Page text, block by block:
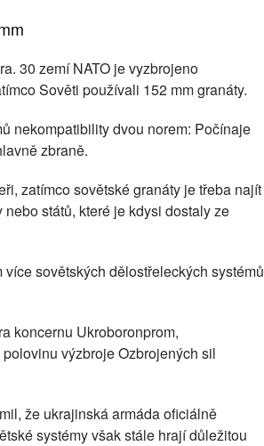
30 zemí NATO je vyzbrojeno
Sověti používali 152 mm granáty.
nekompatibility dvou norem: Počínaje
zbraně.
zatímco sovětské granáty je třeba najít
států, které je kdysi dostaly ze
sovětských dělostřeleckých systémů
koncernu Ukroboronprom,
výzbroje Ozbrojených sil
že ukrajinská armáda oficiálně
systémy však stále hrají důležitou